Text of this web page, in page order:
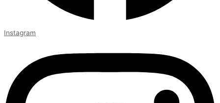
Instagram